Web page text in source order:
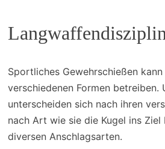
Sportliches Gewehrschießen kann
verschiedenen Formen betreiben.
unterscheiden sich nach ihren
nach Art wie sie die Kugel ins
diversen Anschlagsarten.